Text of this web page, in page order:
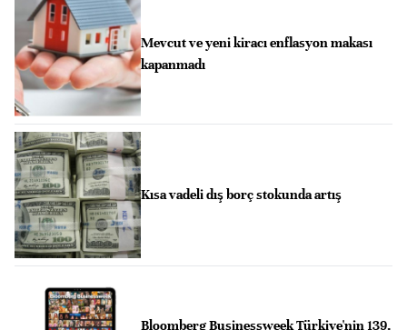
Mevcut ve yeni kiracı enflasyon makası
kapanmadı
Kısa vadeli dış borç stokunda artış
Bloomberg Businessweek Türkiye'nin 139.